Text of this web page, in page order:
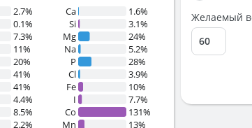
2.7%
0.1%
7.3%
11%
20%
41%
41%
4.4%
8.5%
2.2%
Ca
1.6%
Si
3.1%
Mg
24%
Na
5.2%
P
28%
Cl
3.9%
Fe
10%
I
7.7%
Co
131%
Mn
13%
Желаемый